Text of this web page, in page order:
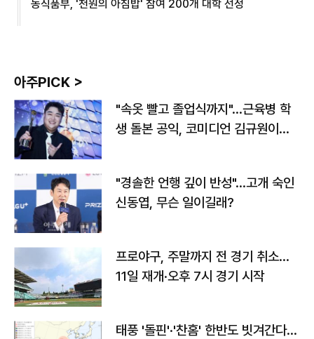
농식품부, '천원의 아침밥' 참여 200개 대학 선정
아주PICK >
"속옷 빨고 졸업식까지"…근육병 학
생 돌본 공익, 코미디언 김규원이었
"경솔한 언행 깊이 반성"…고개 숙인
신동엽, 무슨 일이길래?
프로야구, 주말까지 전 경기 취소…
11일 재개·오후 7시 경기 시작
태풍 '돌핀'·'찬홈' 한반도 빗겨간다…